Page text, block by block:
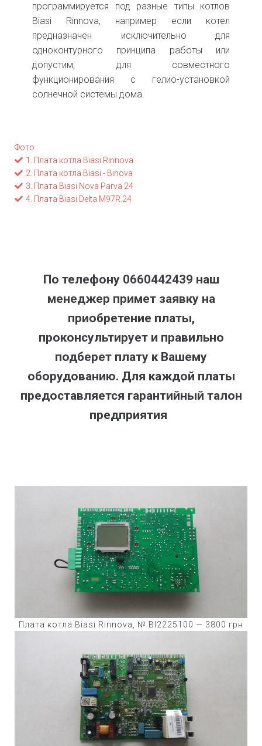
программируется под разные типы котлов
Biasi Rinnova, например если котел
предназначен исключительно для
одноконтурного принципа работы или
допустим, для совместного
функционирования с гелио-установкой
солнечной системы дома.
Фото :
1. Плата котла Biasi Rinnova
2. Плата котла Biasi - Binova
3. Плата Biasi Nova Parva 24
4. Плата Biasi Delta M97R.24
По телефону 0660442439 наш
менеджер примет заявку на
приобретение платы,
проконсультирует и правильно
подберет плату к Вашему
оборудованию. Для каждой платы
предоставляется гарантийный талон
предприятия
Плата котла Biasi Rinnova, № BI2225100 — 3800 грн